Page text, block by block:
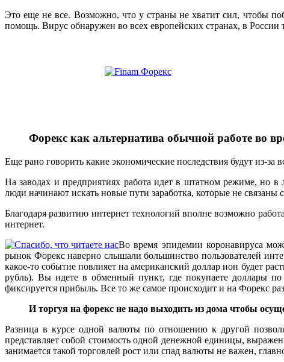
Это еще не все. Возможно, что у страны не хватит сил, чтобы
помощь. Вирус обнаружен во всех европейских странах, в
Форекс как альтернатива обычной работе во
Еще рано говорить какие экономические последствия будут из-
На заводах и предприятиях работа идет в штатном режиме, но
люди начинают искать новые пути заработка, которые не
Благодаря развитию интернет технологий вполне возможно
интернет.
Во время эпидемии коронавируса
рынок Форекс наверно слышали большинство пользователей
какое-то событие повлияет на американский доллар ион будет
рубль). Вы идете в обменный пункт, где покупаете доллары
фиксируется прибыль. Все то же самое происходит и на Форекс
И торгуя на форекс не надо выходить из дома чтобы
Разница в курсе одной валюты по отношению к другой
представляет собой стоимость одной денежной единицы,
занимается такой торговлей рост или спад валюты не важен,